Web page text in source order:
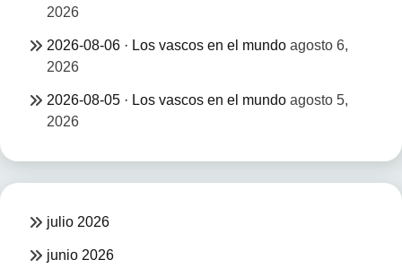
2026
2026-08-06 · Los vascos en el mundo agosto 6,
2026
2026-08-05 · Los vascos en el mundo agosto 5,
2026
julio 2026
junio 2026